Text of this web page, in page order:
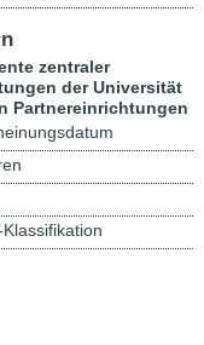
zentraler
der Universität
Partnereinrichtungen
Klassifikation